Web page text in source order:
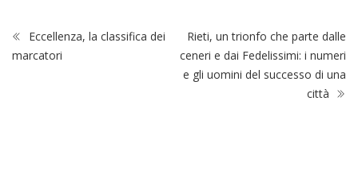
Eccellenza, la classifica dei
marcatori
Rieti, un trionfo che parte dalle
ceneri e dai Fedelissimi: i numeri
e gli uomini del successo di una
città